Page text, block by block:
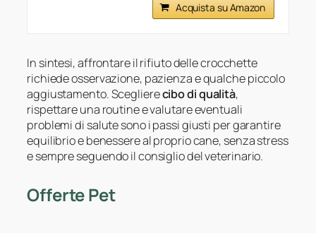
Acquista su Amazon
In sintesi, affrontare il rifiuto delle crocchette
richiede osservazione, pazienza e qualche piccolo
aggiustamento. Sceglierecibo di qualità,
rispettare una routine e valutare eventuali
problemi di salute sono i passi giusti per garantire
equilibrio e benessere al proprio cane, senza stress
e sempre seguendo il consiglio del veterinario.
Offerte Pet